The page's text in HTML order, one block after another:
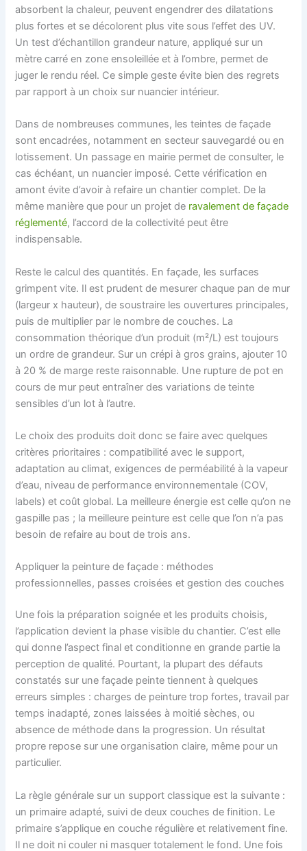
absorbent la chaleur, peuvent engendrer des dilatations
plus fortes et se décolorent plus vite sous l’effet des UV.
Un test d’échantillon grandeur nature, appliqué sur un
mètre carré en zone ensoleillée et à l’ombre, permet de
juger le rendu réel. Ce simple geste évite bien des regrets
par rapport à un choix sur nuancier intérieur.
Dans de nombreuses communes, les teintes de façade
sont encadrées, notamment en secteur sauvegardé ou en
lotissement. Un passage en mairie permet de consulter, le
cas échéant, un nuancier imposé. Cette vérification en
amont évite d’avoir à refaire un chantier complet. De la
même manière que pour un projet de ravalement de façade
réglementé, l’accord de la collectivité peut être
indispensable.
Reste le calcul des quantités. En façade, les surfaces
grimpent vite. Il est prudent de mesurer chaque pan de mur
(largeur x hauteur), de soustraire les ouvertures principales,
puis de multiplier par le nombre de couches. La
consommation théorique d’un produit (m²/L) est toujours
un ordre de grandeur. Sur un crépi à gros grains, ajouter 10
à 20 % de marge reste raisonnable. Une rupture de pot en
cours de mur peut entraîner des variations de teinte
sensibles d’un lot à l’autre.
Le choix des produits doit donc se faire avec quelques
critères prioritaires : compatibilité avec le support,
adaptation au climat, exigences de perméabilité à la vapeur
d’eau, niveau de performance environnementale (COV,
labels) et coût global. La meilleure énergie est celle qu’on ne
gaspille pas ; la meilleure peinture est celle que l’on n’a pas
besoin de refaire au bout de trois ans.
Appliquer la peinture de façade : méthodes
professionnelles, passes croisées et gestion des couches
Une fois la préparation soignée et les produits choisis,
l’application devient la phase visible du chantier. C’est elle
qui donne l’aspect final et conditionne en grande partie la
perception de qualité. Pourtant, la plupart des défauts
constatés sur une façade peinte tiennent à quelques
erreurs simples : charges de peinture trop fortes, travail par
temps inadapté, zones laissées à moitié sèches, ou
absence de méthode dans la progression. Un résultat
propre repose sur une organisation claire, même pour un
particulier.
La règle générale sur un support classique est la suivante :
un primaire adapté, suivi de deux couches de finition. Le
primaire s’applique en couche régulière et relativement fine.
Il ne doit ni couler ni masquer totalement le fond. Une fois